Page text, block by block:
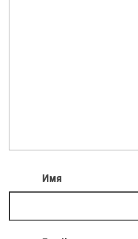
Имя